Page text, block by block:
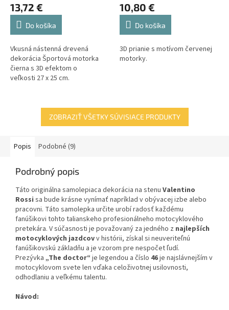
13,72 €
Do košíka
Vkusná nástenná drevená
dekorácia Športová motorka
čierna s 3D efektom o
veľkosti 27 x 25 cm.
10,80 €
Do košíka
3D prianie s motívom červenej
motorky.
ZOBRAZIŤ VŠETKY SÚVISIACE PRODUKTY
Popis Podobné (9)
Podrobný popis
Táto originálna samolepiaca dekorácia na stenu Valentino
Rossi sa bude krásne vynímať napríklad v obývacej izbe alebo
pracovni. Táto samolepka určite urobí radosť každému
fanúšikovi tohto talianskeho profesionálneho motocyklového
pretekára. V súčasnosti je považovaný za jedného z najlepších
motocyklových jazdcovv histórii, získal si neuveriteľnú
fanúšikovskú základňu a je vzorom pre nespočet ľudí.
Prezývka „The doctor“ je legendou a číslo 46je najslávnejším v
motocyklovom svete len vďaka celoživotnej usilovnosti,
odhodlaniu a veľkému talentu.
Návod: